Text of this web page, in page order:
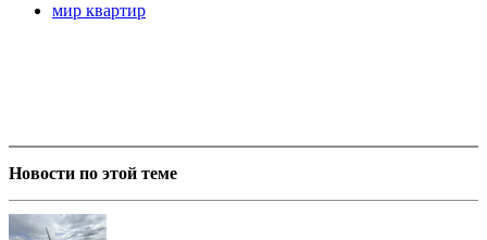
мир квартир
Новости по этой теме